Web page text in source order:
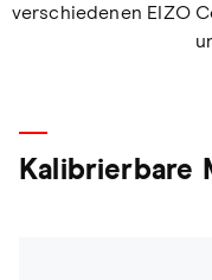
verschiedenen EIZO
Kalibrierbare